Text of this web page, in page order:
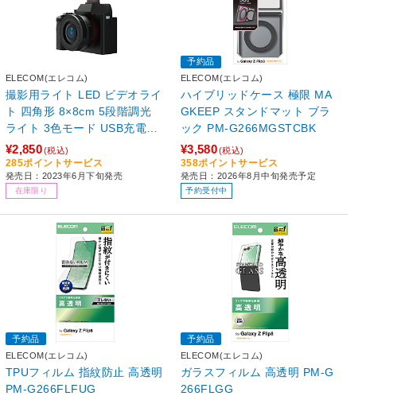
ELECOM(エレコム)
撮影用ライト LED ビデオライ
ト 四角形 8×8cm 5段階調光
ライト 3色モード USB充電式
2000mAh 【 Samsung Nikon
Canon Sony 等 カメラ や 三
脚 などのアクセサリーシュー
や1/4インチネジに接続可能 】
ブラック
¥2,850(税込)
285ポイントサービス
発売日：2023年6月下旬発売
在庫限り
予約品
ELECOM(エレコム)
ハイブリッドケース 極限 MA
GKEEP スタンドマット ブラ
ック PM-G266MGSTCBK
¥3,580(税込)
358ポイントサービス
発売日：2026年8月中旬発売予定
予約受付中
予約品
ELECOM(エレコム)
TPUフィルム 指紋防止 高透明
PM-G266FLFUG
予約品
ELECOM(エレコム)
ガラスフィルム 高透明 PM-G
266FLGG